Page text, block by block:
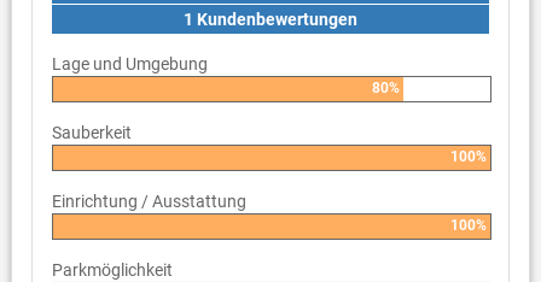
1 Kundenbewertungen
Lage und Umgebung
80%
Sauberkeit
100%
Einrichtung / Ausstattung
100%
Parkmöglichkeit